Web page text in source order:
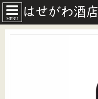
MENU